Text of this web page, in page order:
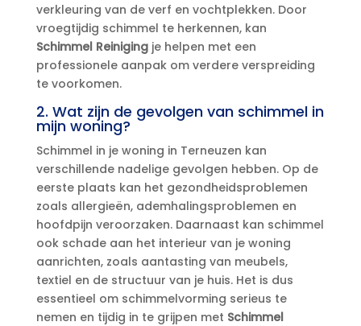
verkleuring van de verf en vochtplekken.​ Door
vroegtijdig schimmel te herkennen, kan
Schimmel Reinigingje helpen met een
professionele aanpak om verdere verspreiding
te voorkomen.​
2.​ Wat zijn de gevolgen van schimmel in
mijn woning?
Schimmel in je woning in Terneuzen kan
verschillende nadelige gevolgen hebben.​ Op de
eerste plaats kan het gezondheidsproblemen
zoals allergieën, ademhalingsproblemen en
hoofdpijn veroorzaken.​ Daarnaast kan schimmel
ook schade aan het interieur van je woning
aanrichten, zoals aantasting van meubels,
textiel en de structuur van je huis.​ Het is dus
essentieel om schimmelvorming serieus te
nemen en tijdig in te grijpen met Schimmel